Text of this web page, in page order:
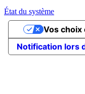
État du système
Notification lors
Vos choix